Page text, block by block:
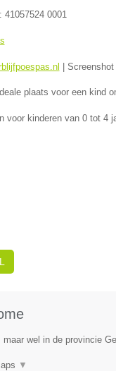
41057524 0001
Screenshot
plaats voor een kind
voor kinderen van 0 tot 4
wel in de provincie
▼